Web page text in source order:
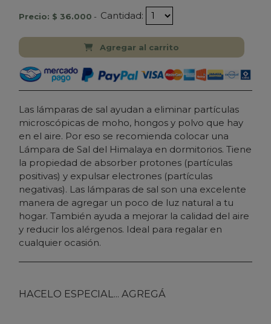
Precio: $ 36.000 - Cantidad:
Agregar al carrito
Las lámparas de sal ayudan a eliminar partículas
microscópicas de moho, hongos y polvo que hay
en el aire. Por eso se recomienda colocar una
Lámpara de Sal del Himalaya en dormitorios. Tiene
la propiedad de absorber protones (partículas
positivas) y expulsar electrones (partículas
negativas). Las lámparas de sal son una excelente
manera de agregar un poco de luz natural a tu
hogar. También ayuda a mejorar la calidad del aire
y reducir los alérgenos. Ideal para regalar en
cualquier ocasión.
HACELO ESPECIAL... AGREGÁ